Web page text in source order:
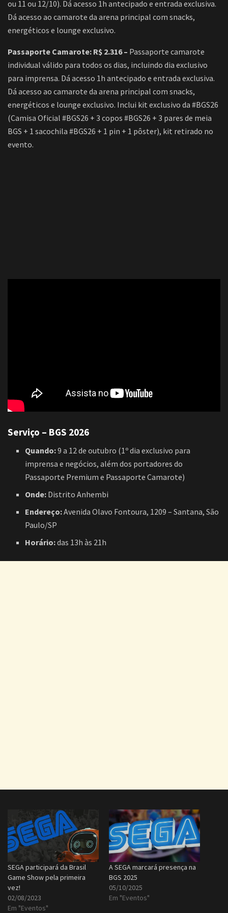
ou 11 ou 12/10). Dá acesso 1h antecipado e entrada exclusiva.
Dá acesso ao camarote da arena principal com snacks,
energéticos e lounge exclusivo.
Passaporte Camarote: R$ 2.316 – Passaporte camarote
individual válido para todos os dias, incluindo dia exclusivo
para imprensa. Dá acesso 1h antecipado e entrada exclusiva.
Dá acesso ao camarote da arena principal com snacks,
energéticos e lounge exclusivo. Inclui kit exclusivo da #BGS26
(Camisa Oficial #BGS26 + 3 copos #BGS26 + 3 pares de meia
BGS + 1 sacochila #BGS26 + 1 pin + 1 pôster), kit retirado no
evento.
Serviço – BGS 2026
Quando:9 a 12 de outubro (1º dia exclusivo para
imprensa e negócios, além dos portadores do
Passaporte Premium e Passaporte Camarote)
Onde: Distrito Anhembi
Endereço:Avenida Olavo Fontoura, 1209 – Santana, São
Paulo/SP
Horário:das 13h às 21h
SEGA participará da Brasil
Game Show pela primeira
vez!
02/08/2023
Em "Eventos"
A SEGA marcará presença na
BGS 2025
05/10/2025
Em "Eventos"